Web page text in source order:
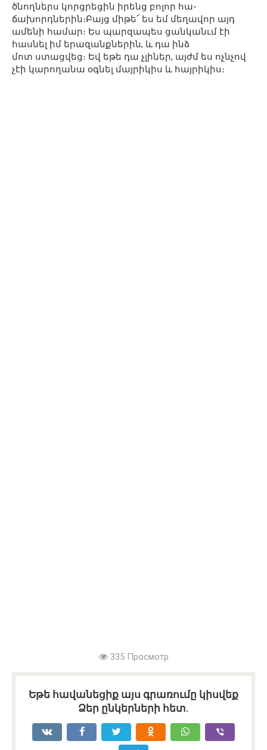
ծնողներս կորցրեցին իրենց բոլոր հա-
ճախորդներին։Բայց միթե՜ ես եմ մեղավոր այդ
ամենի համար։ Ես պարզապես ցանկանւմ էի
հասնել իմ երազանքներին, և դա ինձ
մոտ ստացվեց։ Եվ եթե դա չլիներ, այժմ ես ոչնչով
չէի կարողանա օգնել մայրիկիս և հայրիկիս։
335 Просмотр
Եթե հավանեցիք այս գրառումը կիսվեք
Ձեր ընկերների հետ.